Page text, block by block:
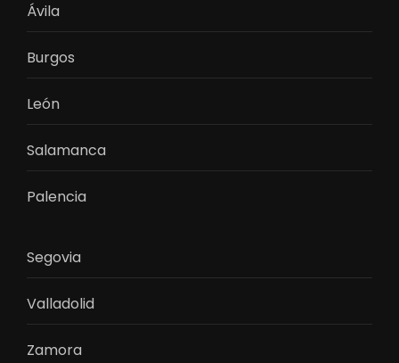
Ávila
Burgos
León
Salamanca
Palencia
Segovia
Valladolid
Zamora